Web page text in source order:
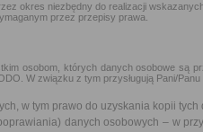
okres niezbędny do realizacji
przez przepisy prawa.
osobom, których danych osobowe są
W związku z tym przysługują Pani/
w tym prawo do uzyskania kopii tych
danych osobowych – w